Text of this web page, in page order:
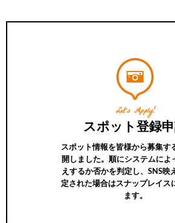
Let’s Apply!
スポット登録
スポット情報を皆様から募集す
開しました。順にシステムによ
えするか否かを判定し、SNS映
定された場合はスナップレイス
ます。